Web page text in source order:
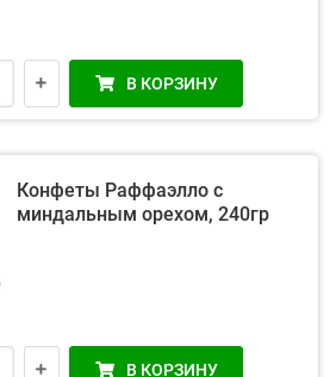
В КОРЗИНУ
Конфеты Раффаэлло с
миндальным орехом, 240гр
В КОРЗИНУ